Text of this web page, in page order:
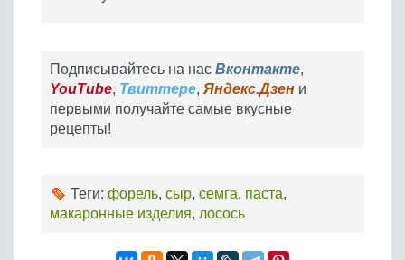
Подписывайтесь на нас Вконтакте,
YouTube, Твиттере, Яндекс.Дзен и
первыми получайте самые вкусные
рецепты!
Теги: форель, сыр, семга, паста,
макаронные изделия, лосось